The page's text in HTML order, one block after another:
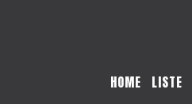
HOME LISTE